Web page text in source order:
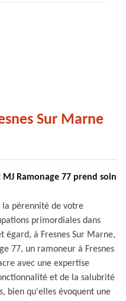
Sur Marne
Ramonage 77 prend soin
la pérennité de votre
primordiales dans
égard, à Fresnes Sur Marne,
77, un ramoneur à Fresnes
avec une expertise
et de la salubrité
bien qu'elles évoquent une